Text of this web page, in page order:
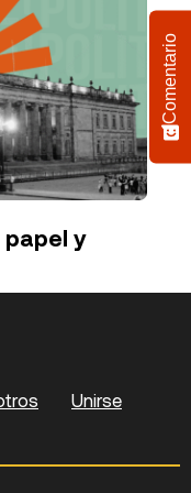
papel y
Unirse
Comentario